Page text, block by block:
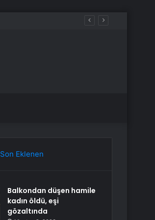
Son Eklenen
Balkondan düşen hamile
kadın öldü, eşi
gözaltında